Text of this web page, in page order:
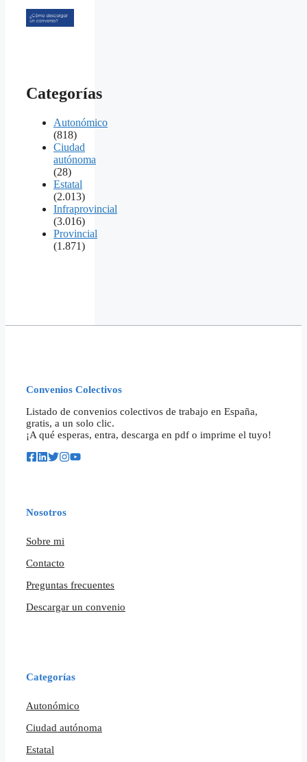
Categorías
Autonómico
(818)
Ciudad
autónoma
(28)
Estatal
(2.013)
Infraprovincial
(3.016)
Provincial
(1.871)
Convenios Colectivos
Listado de convenios colectivos de trabajo en España,
gratis, a un solo clic.
¡A qué esperas, entra, descarga en pdf o imprime el tuyo!
Nosotros
Sobre mi
Contacto
Preguntas frecuentes
Descargar un convenio
Categorías
Autonómico
Ciudad autónoma
Estatal